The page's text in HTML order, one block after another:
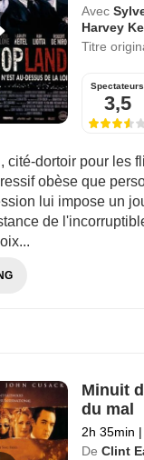
Avec
Harvey
Titre
Spectateurs
3,5
cité-dortoir pour les
obèse que
lui impose un
de
Minuit
du mal
2h 35min |
De Clint